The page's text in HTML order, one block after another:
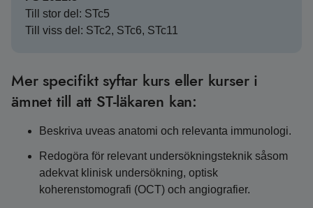
Till stor del: STc5
Till viss del: STc2, STc6, STc11
Mer specifikt syftar kurs eller kurser i
ämnet till att ST-läkaren kan:
Beskriva uveas anatomi och relevanta immunologi.
Redogöra för relevant undersökningsteknik såsom
adekvat klinisk undersökning, optisk
koherenstomografi (OCT) och angiografier.